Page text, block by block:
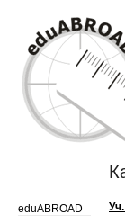
eduABROAD